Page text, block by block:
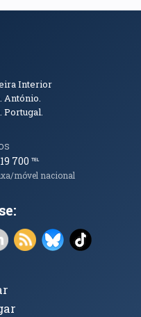
Interior
António.
Portugal.
700℡
móvel nacional
janela)
janela)em nova janela)
(abre em nova janela)
LinkedIn (abre em nova
RSS (abre em nova
Bluesky (abre
TikTok